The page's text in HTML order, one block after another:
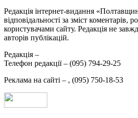
Редакція інтернет-видання
відповідальності за зміст коментарів,
користувачами сайту. Редакція не
авторів публікацій.
Редакція –
Телефон редакції – (095) 794-29-25
Реклама на сайті – , (095) 750-18-53